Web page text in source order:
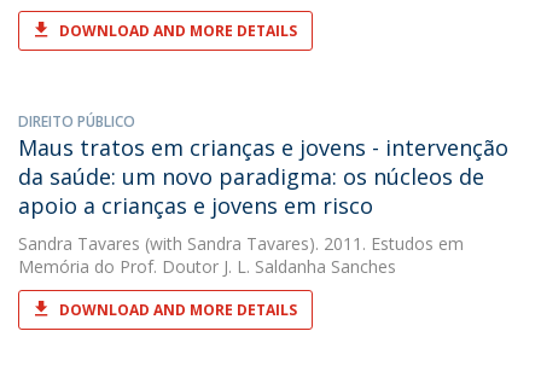
DOWNLOAD AND MORE DETAILS
DIREITO PÚBLICO
Maus tratos em crianças e jovens - intervenção
da saúde: um novo paradigma: os núcleos de
apoio a crianças e jovens em risco
Sandra Tavares (with Sandra Tavares). 2011. Estudos em
Memória do Prof. Doutor J. L. Saldanha Sanches
DOWNLOAD AND MORE DETAILS